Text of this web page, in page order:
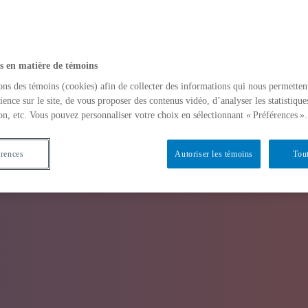
en matière de témoins
des témoins (cookies) afin de collecter des informations qui nous
sur le site, de vous proposer des contenus vidéo, d’analyser les
etc. Vous pouvez personnaliser votre choix en sélectionnant « Préférences ».
Autoriser les témoins